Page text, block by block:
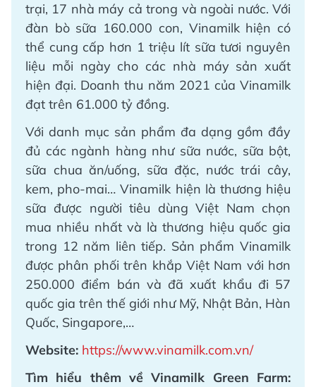
trại, 17 nhà máy cả trong và ngoài nước. Với
đàn bò sữa 160.000 con, Vinamilk hiện có
thể cung cấp hơn 1 triệu lít sữa tươi nguyên
liệu mỗi ngày cho các nhà máy sản xuất
hiện đại. Doanh thu năm 2021 của Vinamilk
đạt trên 61.000 tỷ đồng.
Với danh mục sản phẩm đa dạng gồm đầy
đủ các ngành hàng như sữa nước, sữa bột,
sữa chua ăn/uống, sữa đặc, nước trái cây,
kem, pho-mai… Vinamilk hiện là thương hiệu
sữa được người tiêu dùng Việt Nam chọn
mua nhiều nhất và là thương hiệu quốc gia
trong 12 năm liên tiếp. Sản phẩm Vinamilk
được phân phối trên khắp Việt Nam với hơn
250.000 điểm bán và đã xuất khẩu đi 57
quốc gia trên thế giới như Mỹ, Nhật Bản, Hàn
Quốc, Singapore,…
Website: https://www.vinamilk.com.vn/
Tìm hiểu thêm về Vinamilk Green Farm: